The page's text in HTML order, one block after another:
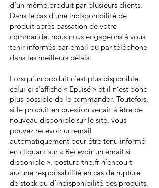
d’un même produit par plusieurs clients.
Dans le cas d’une indisponibilité de
produit après passation de votre
commande, nous nous engageons à vous
tenir informés par email ou par téléphone
dans les meilleurs délais.
Lorsqu'un produit n'est plus disponible,
celui-ci s'affiche « Epuisé » et il n’est donc
plus possible de le commander. Toutefois,
si le produit en question venait à être de
nouveau disponible sur le site, vous
pouvez recevoir un email
automatiquement pour être tenu informé
en cliquant sur « Recevoir un email si
disponible ». posturortho.fr n’encourt
aucune responsabilité en cas de rupture
de stock ou d’indisponibilité des produits.